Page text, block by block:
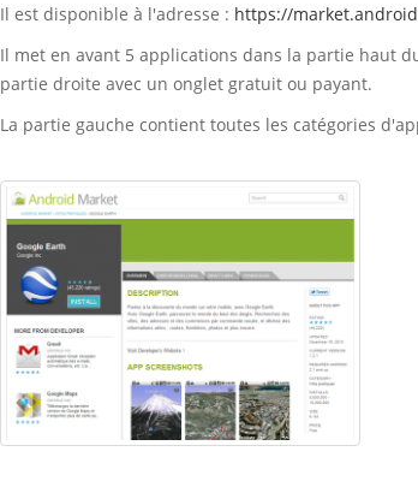
Il est disponible à l'adresse : https://
Il met en avant 5 applications dans la partie haut
partie droite avec un onglet gratuit ou payant.
La partie gauche contient toutes les catégories